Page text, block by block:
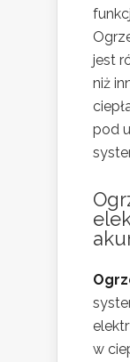
jest
niż
pod
w